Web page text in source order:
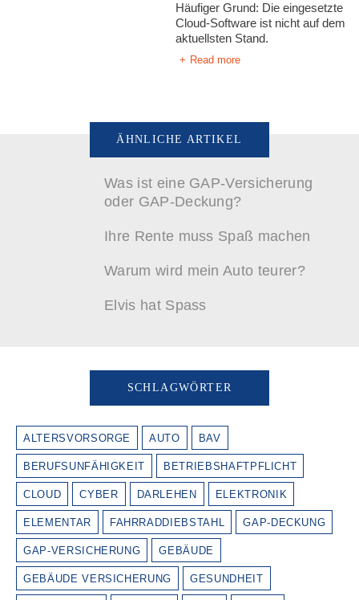
Häufiger Grund: Die eingesetzte
Cloud-Software ist nicht auf dem
aktuellsten Stand.
Read more
ÄHNLICHE ARTIKEL
Was ist eine GAP-Versicherung
oder GAP-Deckung?
Ihre Rente muss Spaß machen
Warum wird mein Auto teurer?
Elvis hat Spass
SCHLAGWÖRTER
ALTERSVORSORGE AUTO BAV
BERUFSUNFÄHIGKEIT BETRIEBSHAFTPFLICHT
CLOUD CYBER DARLEHEN ELEKTRONIK
ELEMENTAR FAHRRADDIEBSTAHL GAP-DECKUNG
GAP-VERSICHERUNG GEBÄUDE
GEBÄUDE VERSICHERUNG GESUNDHEIT